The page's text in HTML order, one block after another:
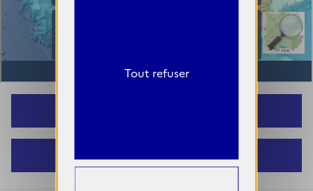
Guide de la carte interactive
Tout refuser